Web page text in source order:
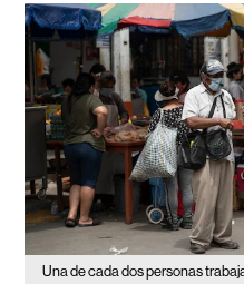
Una de cada dos personas